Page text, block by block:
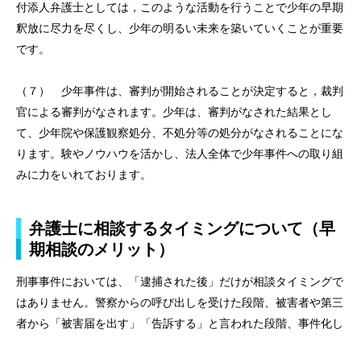
付添人弁護士としては，このような活動を行うことで少年の早期
釈放に尽力を尽くし、少年の明るい未来を築いていくことが重要
です。
（７） 少年事件は、審判が開始されることが決定すると，裁判
官による審判がなされます。少年は、審判がなされた結果とし
て、少年院や保護観察処分、不処分等の処分がなされることにな
ります。験やノウハウを活かし、法人全体で少年事件への取り組
みに力をいれております。
弁護士に相談するタイミングについて（早
期相談のメリット）
刑事事件においては、「逮捕された後」だけが相談タイミングで
はありません。警察からの呼び出しを受けた段階、被害者や第三
者から「被害届を出す」「告訴する」と言われた段階、事件化し